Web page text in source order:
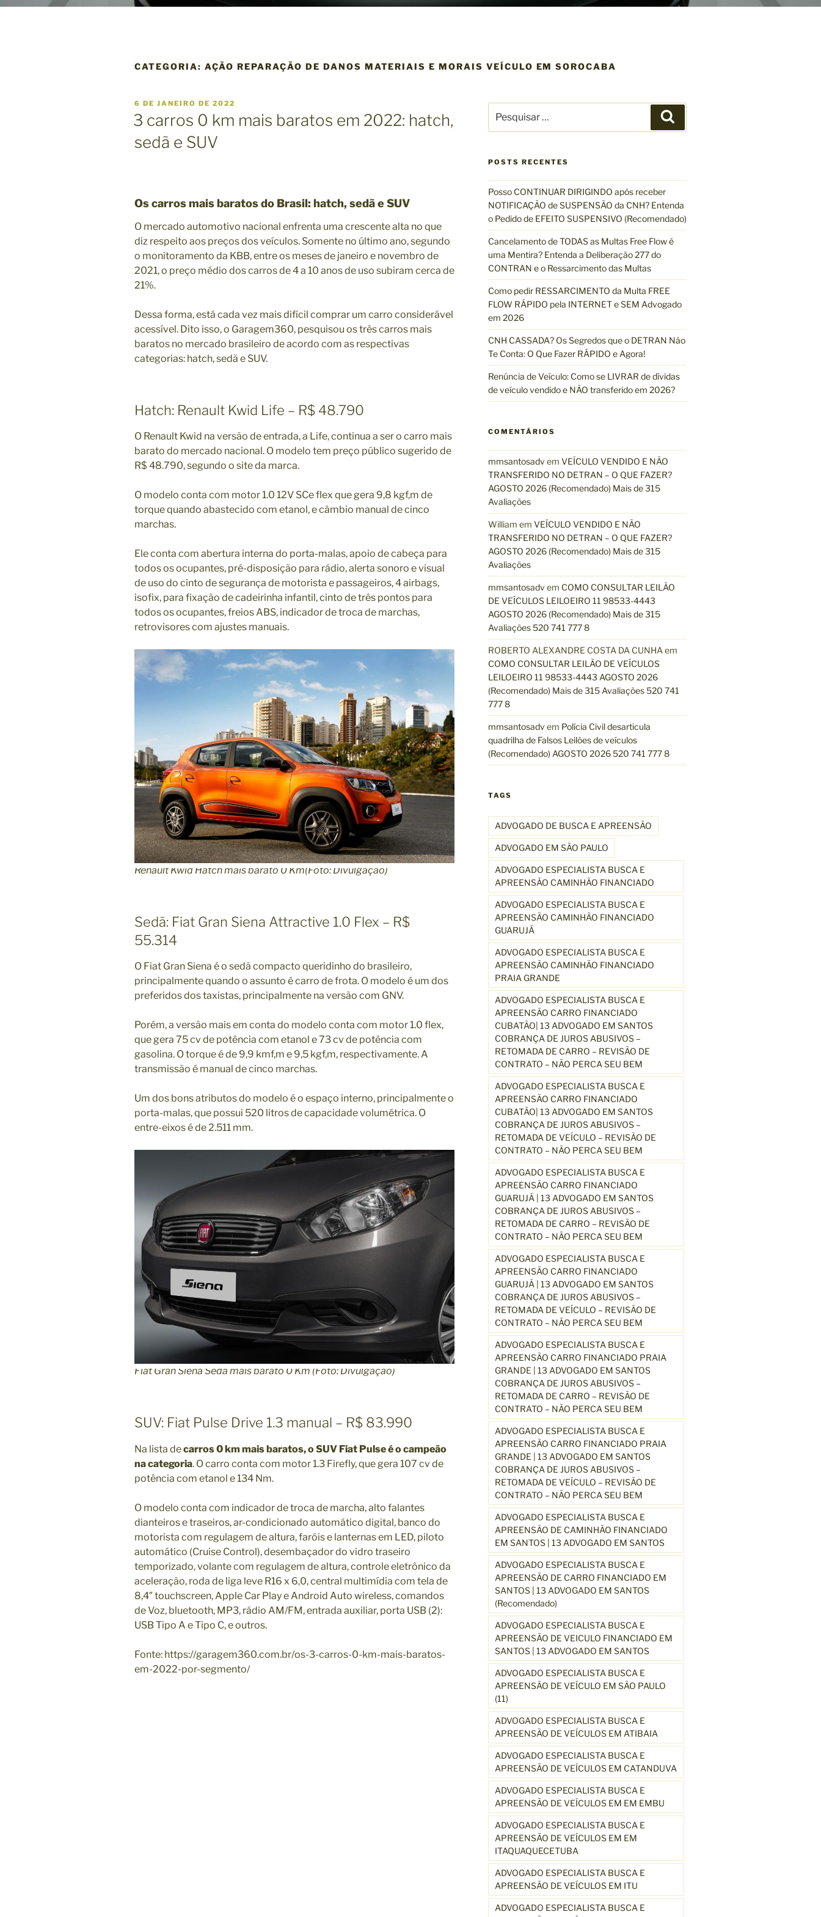
CATEGORIA: AÇÃO REPARAÇÃO DE DANOS MATERIAIS E MORAIS VEÍCULO EM SOROCABA
P
U
B
I
C
M
6 DE JANEIRO DE 2022
3 carros 0 km mais baratos em 2022: hatch,
sedã e SUV
Os carros mais baratos do Brasil: hatch, sedã e SUV
O mercado automotivo nacional enfrenta uma crescente alta no que
diz respeito aos preços dos veículos. Somente no último ano, segundo
o monitoramento da KBB, entre os meses de janeiro e novembro de
2021, o preço médio dos carros de 4 a 10 anos de uso subiram cerca de
21%.
Dessa forma, está cada vez mais difícil comprar um carro considerável
acessível. Dito isso, o Garagem360, pesquisou os três carros mais
baratos no mercado brasileiro de acordo com as respectivas
categorias: hatch, sedã e SUV.
Hatch: Renault Kwid Life – R$ 48.790
O Renault Kwid na versão de entrada, a Life, continua a ser o carro mais
barato do mercado nacional. O modelo tem preço público sugerido de
R$ 48.790, segundo o site da marca.
O modelo conta com motor 1.0 12V SCe flex que gera 9,8 kgf,m de
torque quando abastecido com etanol, e câmbio manual de cinco
marchas.
Ele conta com abertura interna do porta-malas, apoio de cabeça para
todos os ocupantes, pré-disposição para rádio, alerta sonoro e visual
de uso do cinto de segurança de motorista e passageiros, 4 airbags,
isofix, para fixação de cadeirinha infantil, cinto de três pontos para
todos os ocupantes, freios ABS, indicador de troca de marchas,
retrovisores com ajustes manuais.
Renault Kwid Hatch mais barato 0 Km(Foto: Divulgação)
Sedã: Fiat Gran Siena Attractive 1.0 Flex – R$
55.314
O Fiat Gran Siena é o sedã compacto queridinho do brasileiro,
principalmente quando o assunto é carro de frota. O modelo é um dos
preferidos dos taxistas, principalmente na versão com GNV.
Porém, a versão mais em conta do modelo conta com motor 1.0 flex,
que gera 75 cv de potência com etanol e 73 cv de potência com
gasolina. O torque é de 9,9 kmf,m e 9,5 kgf,m, respectivamente. A
transmissão é manual de cinco marchas.
Um dos bons atributos do modelo é o espaço interno, principalmente o
porta-malas, que possui 520 litros de capacidade volumétrica. O
entre-eixos é de 2.511 mm.
Fiat Gran Siena Sedã mais barato 0 Km (Foto: Divulgação)
SUV: Fiat Pulse Drive 1.3 manual – R$ 83.990
Na lista decarros 0 km mais baratos, o SUV Fiat Pulse é o campeão
na categoria. O carro conta com motor 1.3 Firefly, que gera 107 cv de
potência com etanol e 134 Nm.
O modelo conta com indicador de troca de marcha, alto falantes
dianteiros e traseiros, ar-condicionado automático digital, banco do
motorista com regulagem de altura, faróis e lanternas em LED, piloto
automático (Cruise Control), desembaçador do vidro traseiro
temporizado, volante com regulagem de altura, controle eletrônico da
aceleração, roda de liga leve R16 x 6,0, central multimídia com tela de
8,4″ touchscreen, Apple Car Play e Android Auto wireless, comandos
de Voz, bluetooth, MP3, rádio AM/FM, entrada auxiliar, porta USB (2):
USB Tipo A e Tipo C, e outros.
Fonte: https://garagem360.com.br/os-3-carros-0-km-mais-baratos-
em-2022-por-segmento/
s
u
s
a
r
p
o
r
:
e
s
a
r
POSTS RECENTES
Posso CONTINUAR DIRIGINDO após receber
NOTIFICAÇÃO de SUSPENSÃO da CNH? Entenda
o Pedido de EFEITO SUSPENSIVO (Recomendado)
Cancelamento de TODAS as Multas Free Flow é
uma Mentira? Entenda a Deliberação 277 do
CONTRAN e o Ressarcimento das Multas
Como pedir RESSARCIMENTO da Multa FREE
FLOW RÁPIDO pela INTERNET e SEM Advogado
em 2026
CNH CASSADA? Os Segredos que o DETRAN Não
Te Conta: O Que Fazer RÁPIDO e Agora!
Renúncia de Veículo: Como se LIVRAR de dívidas
de veículo vendido e NÃO transferido em 2026?
COMENTÁRIOS
mmsantosadv em VEÍCULO VENDIDO E NÃO
TRANSFERIDO NO DETRAN – O QUE FAZER?
AGOSTO 2026 (Recomendado) Mais de 315
Avaliações
William em VEÍCULO VENDIDO E NÃO
TRANSFERIDO NO DETRAN – O QUE FAZER?
AGOSTO 2026 (Recomendado) Mais de 315
Avaliações
mmsantosadv em COMO CONSULTAR LEILÃO
DE VEÍCULOS LEILOEIRO 11 98533-4443
AGOSTO 2026 (Recomendado) Mais de 315
Avaliações 520 741 777 8
ROBERTO ALEXANDRE COSTA DA CUNHA em
COMO CONSULTAR LEILÃO DE VEÍCULOS
LEILOEIRO 11 98533-4443 AGOSTO 2026
(Recomendado) Mais de 315 Avaliações 520 741
777 8
mmsantosadv em Polícia Civil desarticula
quadrilha de Falsos Leilões de veículos
(Recomendado) AGOSTO 2026 520 741 777 8
TAGS
ADVOGADO DE BUSCA E APREENSÃO
ADVOGADO EM SÃO PAULO
ADVOGADO ESPECIALISTA BUSCA E
APREENSÃO CAMINHÃO FINANCIADO
ADVOGADO ESPECIALISTA BUSCA E
APREENSÃO CAMINHÃO FINANCIADO
GUARUJÁ
ADVOGADO ESPECIALISTA BUSCA E
APREENSÃO CAMINHÃO FINANCIADO
PRAIA GRANDE
ADVOGADO ESPECIALISTA BUSCA E
APREENSÃO CARRO FINANCIADO
CUBATÃO| 13 ADVOGADO EM SANTOS
COBRANÇA DE JUROS ABUSIVOS –
RETOMADA DE CARRO – REVISÃO DE
CONTRATO – NÃO PERCA SEU BEM
ADVOGADO ESPECIALISTA BUSCA E
APREENSÃO CARRO FINANCIADO
CUBATÃO| 13 ADVOGADO EM SANTOS
COBRANÇA DE JUROS ABUSIVOS –
RETOMADA DE VEÍCULO – REVISÃO DE
CONTRATO – NÃO PERCA SEU BEM
ADVOGADO ESPECIALISTA BUSCA E
APREENSÃO CARRO FINANCIADO
GUARUJÁ | 13 ADVOGADO EM SANTOS
COBRANÇA DE JUROS ABUSIVOS –
RETOMADA DE CARRO – REVISÃO DE
CONTRATO – NÃO PERCA SEU BEM
ADVOGADO ESPECIALISTA BUSCA E
APREENSÃO CARRO FINANCIADO
GUARUJÁ | 13 ADVOGADO EM SANTOS
COBRANÇA DE JUROS ABUSIVOS –
RETOMADA DE VEÍCULO – REVISÃO DE
CONTRATO – NÃO PERCA SEU BEM
ADVOGADO ESPECIALISTA BUSCA E
APREENSÃO CARRO FINANCIADO PRAIA
GRANDE | 13 ADVOGADO EM SANTOS
COBRANÇA DE JUROS ABUSIVOS –
RETOMADA DE CARRO – REVISÃO DE
CONTRATO – NÃO PERCA SEU BEM
ADVOGADO ESPECIALISTA BUSCA E
APREENSÃO CARRO FINANCIADO PRAIA
GRANDE | 13 ADVOGADO EM SANTOS
COBRANÇA DE JUROS ABUSIVOS –
RETOMADA DE VEÍCULO – REVISÃO DE
CONTRATO – NÃO PERCA SEU BEM
ADVOGADO ESPECIALISTA BUSCA E
APREENSÃO DE CAMINHÃO FINANCIADO
EM SANTOS | 13 ADVOGADO EM SANTOS
ADVOGADO ESPECIALISTA BUSCA E
APREENSÃO DE CARRO FINANCIADO EM
SANTOS | 13 ADVOGADO EM SANTOS
(Recomendado)
ADVOGADO ESPECIALISTA BUSCA E
APREENSÃO DE VEICULO FINANCIADO EM
SANTOS | 13 ADVOGADO EM SANTOS
ADVOGADO ESPECIALISTA BUSCA E
APREENSÃO DE VEÍCULO EM SÃO PAULO
(11)
ADVOGADO ESPECIALISTA BUSCA E
APREENSÃO DE VEÍCULOS EM ATIBAIA
ADVOGADO ESPECIALISTA BUSCA E
APREENSÃO DE VEÍCULOS EM CATANDUVA
ADVOGADO ESPECIALISTA BUSCA E
APREENSÃO DE VEÍCULOS EM EM EMBU
ADVOGADO ESPECIALISTA BUSCA E
APREENSÃO DE VEÍCULOS EM EM
ITAQUAQUECETUBA
ADVOGADO ESPECIALISTA BUSCA E
APREENSÃO DE VEÍCULOS EM ITU
ADVOGADO ESPECIALISTA BUSCA E